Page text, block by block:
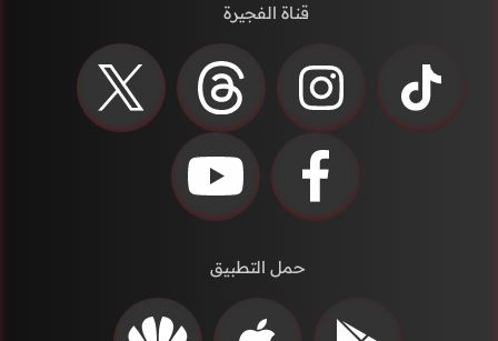
قناة الفجيرة
حمل التطبيق